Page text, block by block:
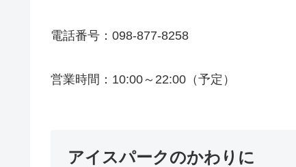
電話番号：098-877-8258
営業時間：10:00～22:00（予定）
アイスパークのかわりに